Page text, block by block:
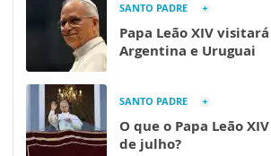
SANTO PADRE
Papa Leão XIV
Argentina e Uruguai
SANTO PADRE
O que o Papa Leão
de julho?